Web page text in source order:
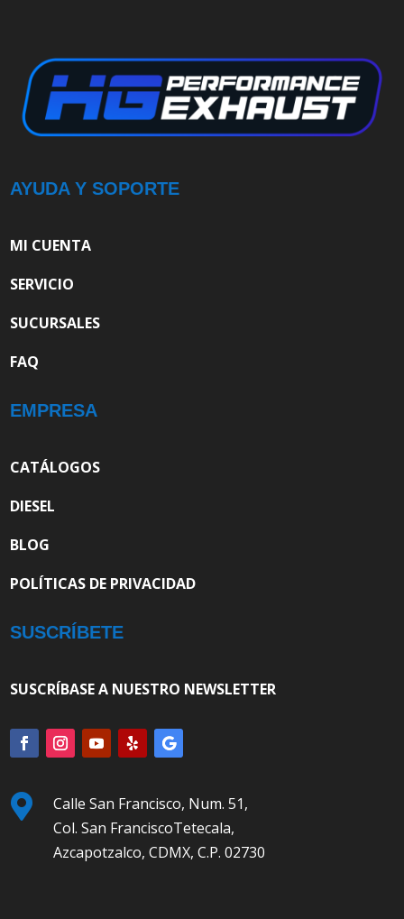
AYUDA Y SOPORTE
MI CUENTA
SERVICIO
SUCURSALES
FAQ
EMPRESA
CATÁLOGOS
DIESEL
BLOG
POLÍTICAS DE PRIVACIDAD
SUSCRÍBETE
SUSCRÍBASE A NUESTRO NEWSLETTER

Calle San Francisco, Num. 51,
Col. San FranciscoTetecala,
Azcapotzalco, CDMX, C.P. 02730